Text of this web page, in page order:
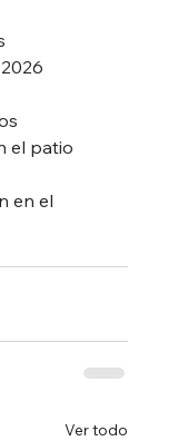
el patio
en el
Ver todo